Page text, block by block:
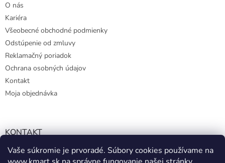
Vaše súkromie je prvoradé. Súbory cookies používame na
O nás
Kariéra
Všeobecné obchodné podmienky
Odstúpenie od zmluvy
Reklamačný poriadok
Ochrana osobných údajov
Kontakt
Moja objednávka
KONTAKT
info@kmart.sk